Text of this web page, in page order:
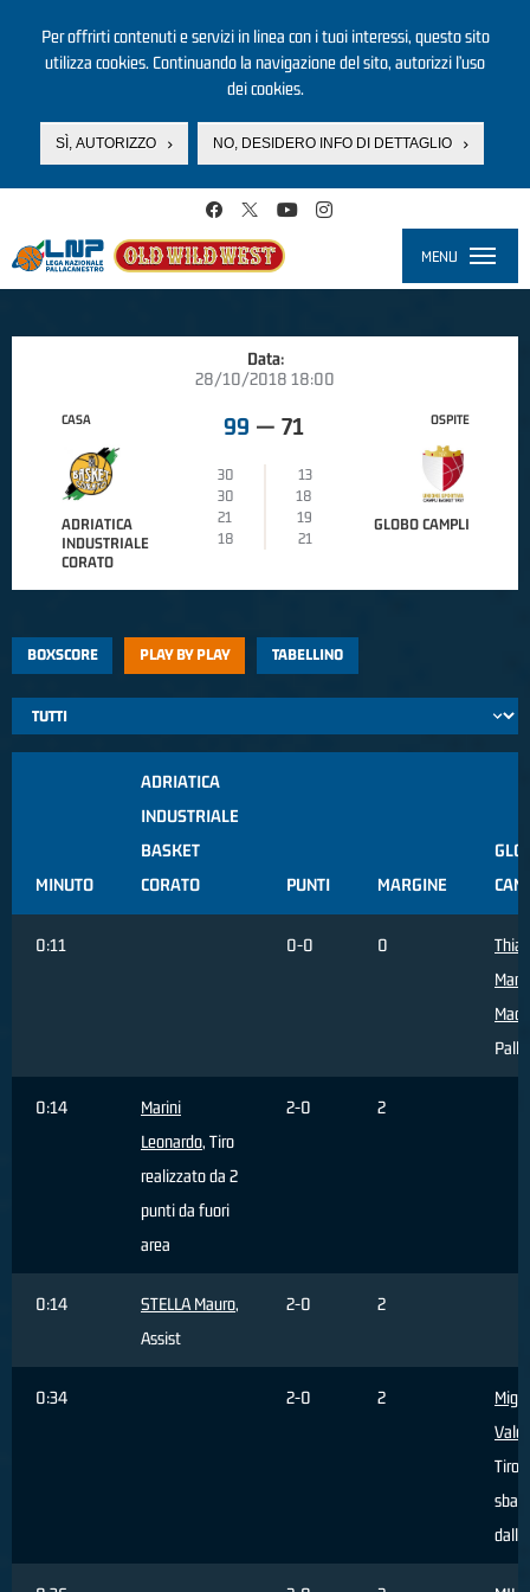
Per offrirti contenuti e servizi in linea con i tuoi interessi, questo sito
utilizza cookies. Continuando la navigazione del sito, autorizzi l’uso
dei cookies.
SÌ, AUTORIZZO NO, DESIDERO INFO DI DETTAGLIO
MENU
Data:
28/10/2018 18:00
CASA
ADRIATICA
INDUSTRIALE
CORATO
99 — 71
30
13
30
18
21
19
18
21
OSPITE
GLOBO CAMPLI
BOXSCORE PLAY BY PLAY TABELLINO
MINUTO
ADRIATICA
INDUSTRIALE
BASKET
CORATO
PUNTI MARGINE
0:11 0-0 0
0:14
Marini
Leonardo, Tiro
realizzato da 2
punti da fuori
area
2-0 2
0:14 STELLA Mauro,
Assist
2-0 2
0:34 2-0 2
Tiro